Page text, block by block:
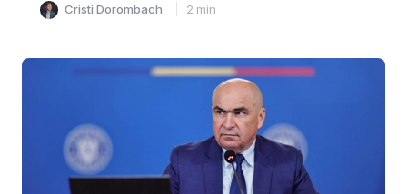
Cristi Dorombach 2 min